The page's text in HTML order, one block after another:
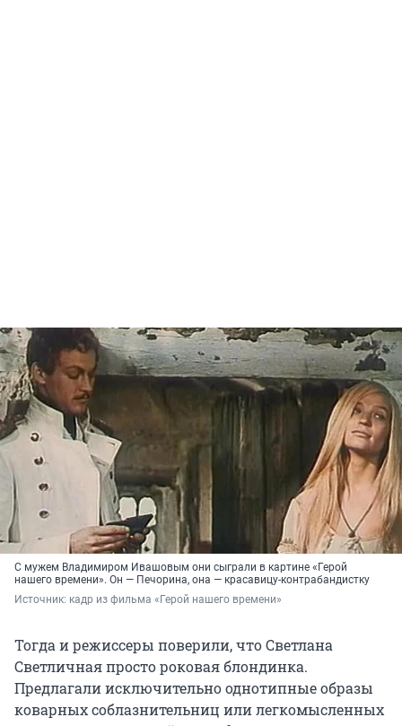
С мужем Владимиром Ивашовым они сыграли в картине «Герой
нашего времени». Он — Печорина, она — красавицу-контрабандистку
Источник: кадр из фильма «Герой нашего времени»
Тогда и режиссеры поверили, что Светлана
Светличная просто роковая блондинка.
Предлагали исключительно однотипные образы
коварных соблазнительниц или легкомысленных